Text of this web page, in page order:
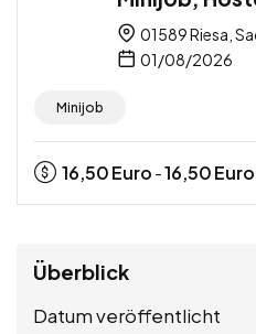
01589 Riesa,
01/08/2026
Minijob
16,50Euro -16,50Euro
Überblick
Datum veröffentlicht